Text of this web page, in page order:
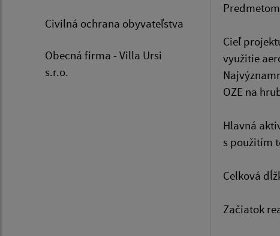
Civilná ochrana obyvateľstva
Obecná firma - Villa Ursi
s.r.o.
Cieľ
využitie
OZE na
Hlavná
s použitím
Celková
Začiatok